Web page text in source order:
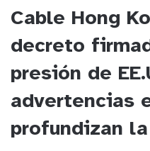
Cable Hong
decreto
presión de
advertencias
profundizan